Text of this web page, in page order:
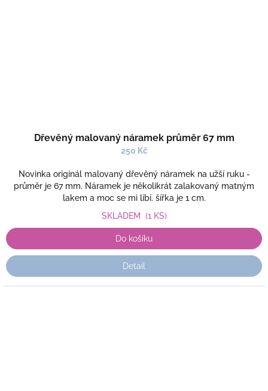
Dřevěný malovaný náramek průměr 67 mm
250 Kč
Novinka originál malovaný dřevěný náramek na užší ruku -
průměr je 67 mm. Náramek je několikrát zalakovaný matným
lakem a moc se mi líbí. šířka je 1 cm.
SKLADEM (1 KS)
Do košíku
Detail